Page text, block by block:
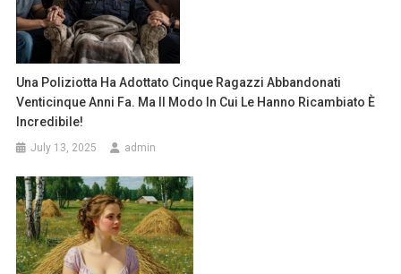
Una Poliziotta Ha Adottato Cinque Ragazzi Abbandonati
Venticinque Anni Fa. Ma Il Modo In Cui Le Hanno Ricambiato È
Incredibile!
July 13, 2025 admin